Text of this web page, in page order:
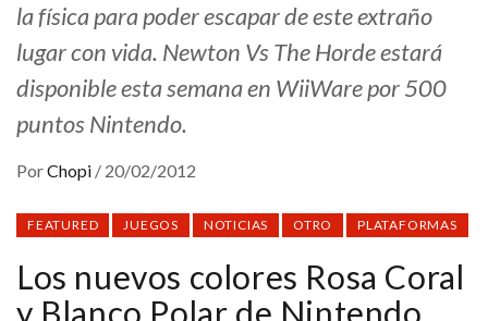
la física para poder escapar de este extraño
lugar con vida. Newton Vs The Horde estará
disponible esta semana en WiiWare por 500
puntos Nintendo.
PorChopi / 20/02/2012
FEATURED JUEGOS NOTICIAS OTRO PLATAFORMAS
Los nuevos colores Rosa Coral
y Blanco Polar de Nintendo